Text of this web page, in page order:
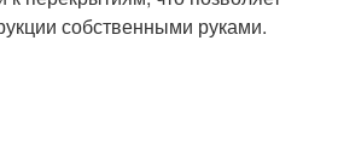
собственными руками.